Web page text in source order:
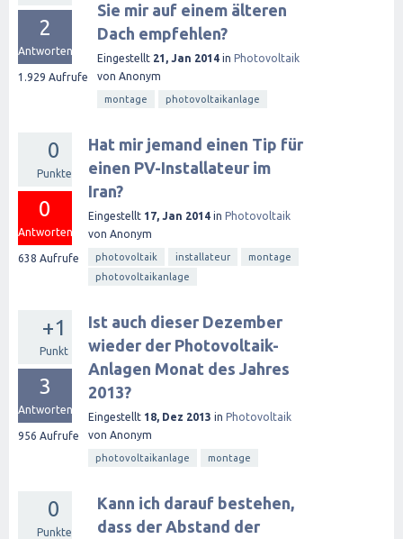
2
Antworten
1.929 Aufrufe
Sie mir auf einem älteren
Dach empfehlen?
Eingestellt 21, Jan 2014 in Photovoltaik
von Anonym
montage photovoltaikanlage
0
Punkte
0
Antworten
638 Aufrufe
Hat mir jemand einen Tip für
einen PV-Installateur im
Iran?
Eingestellt 17, Jan 2014 in Photovoltaik
von Anonym
photovoltaik installateur
montage
photovoltaikanlage
+1
Punkt
3
Antworten
956 Aufrufe
Ist auch dieser Dezember
wieder der Photovoltaik-
Anlagen Monat des Jahres
2013?
Eingestellt 18, Dez 2013 in Photovoltaik
von Anonym
photovoltaikanlage montage
0
Punkte
Kann ich darauf bestehen,
dass der Abstand der